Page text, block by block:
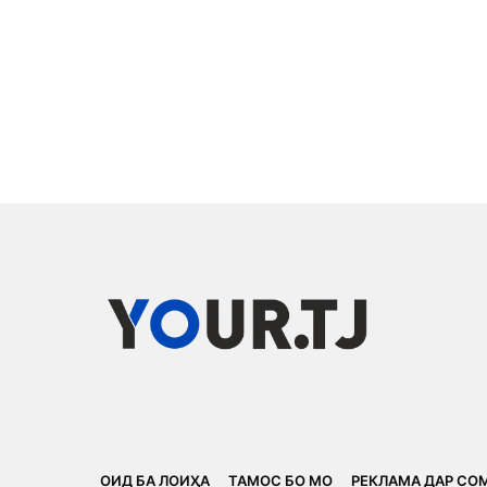
ОИД БА ЛОИҲА ТАМОС БО МО РЕКЛАМА ДАР